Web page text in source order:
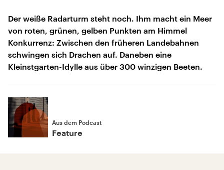
Der weiße Radarturm steht noch. Ihm macht ein Meer
von roten, grünen, gelben Punkten am Himmel
Konkurrenz: Zwischen den früheren Landebahnen
schwingen sich Drachen auf. Daneben eine
Kleinstgarten-Idylle aus über 300 winzigen Beeten.
Aus dem Podcast
Feature